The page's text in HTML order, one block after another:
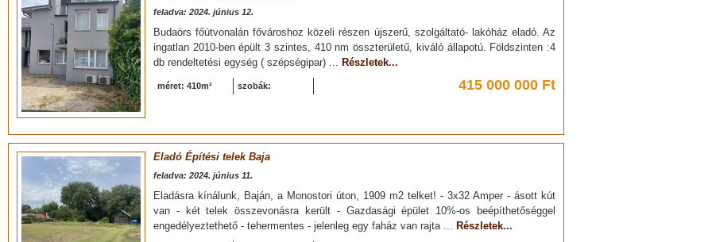
feladva: 2024. június 12.
Budaörs főútvonalán fővároshoz közeli részen újszerű, szolgáltató- lakóház eladó. Az
ingatlan 2010-ben épült 3 szintes, 410 nm összterületű, kiváló állapotú. Földszinten :4
db rendeltetési egység ( szépségipar) ... Részletek...
méret: 410m² szobák: 415 000 000 Ft
Eladó Építési telek Baja
feladva: 2024. június 11.
Eladásra kínálunk, Baján, a Monostori úton, 1909 m2 telket! - 3x32 Amper - ásott kút
van - két telek összevonásra került - Gazdasági épület 10%-os beépíthetőséggel
engedélyeztethető - tehermentes - jelenleg egy faház van rajta ... Részletek...